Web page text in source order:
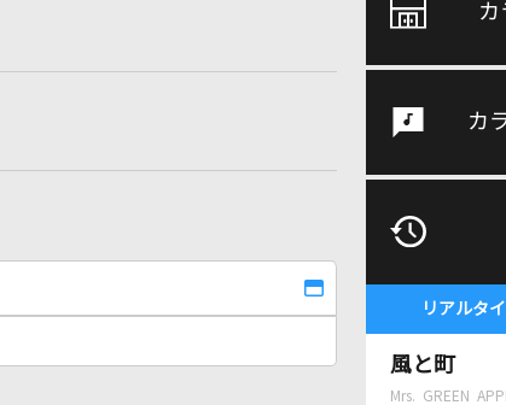
カ
カ
リアルタ
風と町
Mrs. GREEN